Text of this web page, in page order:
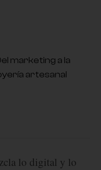
marketing a la
artesanal
lo digital y lo